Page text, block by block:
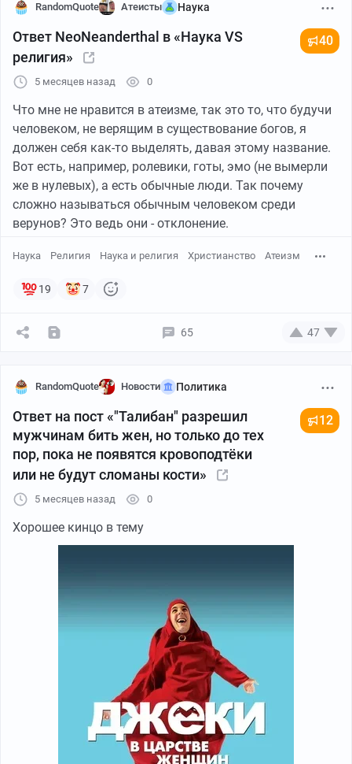
RandomQuote Атеисты Наука
Ответ NeoNeanderthal в «Наука VS
религия»
40
5 месяцев назад 0
Что мне не нравится в атеизме, так это то, что будучи
человеком, не верящим в существование богов, я
должен себя как-то выделять, давая этому название.
Вот есть, например, ролевики, готы, эмо (не вымерли
же в нулевых), а есть обычные люди. Так почему
сложно называться обычным человеком среди
верунов? Это ведь они - отклонение.
Наука Религия Наука и религия Христианство Атеизм
19 7
65 47
RandomQuote Новости Политика
Ответ на пост «"Талибан" разрешил
мужчинам бить жен, но только до тех
пор, пока не появятся кровоподтёки
или не будут сломаны кости»
12
5 месяцев назад 0
Хорошее кинцо в тему